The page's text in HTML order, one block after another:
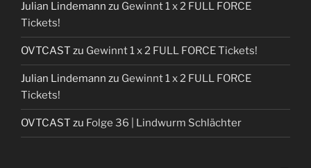
Julian Lindemann zu Gewinnt 1 x 2 FULL FORCE
Tickets!
OVTCAST zu Gewinnt 1 x 2 FULL FORCE Tickets!
Julian Lindemann zu Gewinnt 1 x 2 FULL FORCE
Tickets!
OVTCAST zu Folge 36 | Lindwurm Schlächter